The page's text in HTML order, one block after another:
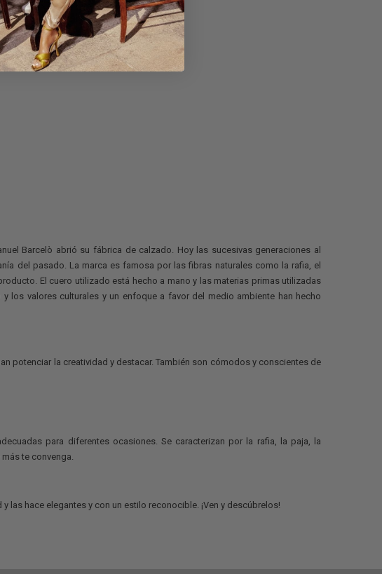
Barcelò abrió su fábrica de calzado. Hoy las sucesivas generaciones al
del pasado. La marca es famosa por las fibras naturales como la rafia, el
El cuero utilizado está hecho a mano y las materias primas utilizadas
los valores culturales y un enfoque a favor del medio ambiente han hecho
potenciar la creatividad y destacar. También son cómodos y conscientes de
para diferentes ocasiones. Se caracterizan por la rafia, la paja, la
te convenga.
las hace elegantes y con un estilo reconocible. ¡Ven y descúbrelos!